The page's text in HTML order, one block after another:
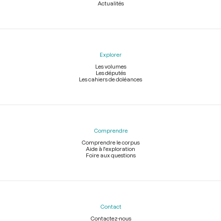
Actualités
Explorer
Les volumes
Les députés
Les cahiers de doléances
Comprendre
Comprendre le corpus
Aide à l'exploration
Foire aux questions
Contact
Contactez-nous